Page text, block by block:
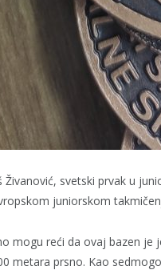
svetski prvak u
juniorskom
mogu reći da ovaj bazen
metara prsno. Kao